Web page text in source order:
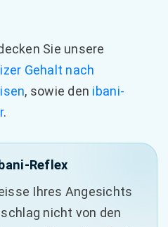
Sie unsere
Gehalt nach
, sowie den ibani-
.
Reflex
Ihres Angesichts
nicht von den